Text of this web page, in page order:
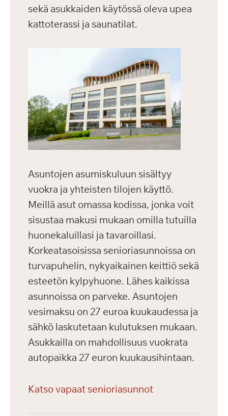
sekä asukkaiden käytössä oleva upea
kattoterassi ja saunatilat.
Asuntojen asumiskuluun sisältyy
vuokra ja yhteisten tilojen käyttö.
Meillä asut omassa kodissa, jonka voit
sisustaa makusi mukaan omilla tutuilla
huonekaluillasi ja tavaroillasi.
Korkeatasoisissa senioriasunnoissa on
turvapuhelin, nykyaikainen keittiö sekä
esteetön kylpyhuone. Lähes kaikissa
asunnoissa on parveke. Asuntojen
vesimaksu on 27 euroa kuukaudessa ja
sähkö laskutetaan kulutuksen mukaan.
Asukkailla on mahdollisuus vuokrata
autopaikka 27 euron kuukausihintaan.
Katso vapaat senioriasunnot